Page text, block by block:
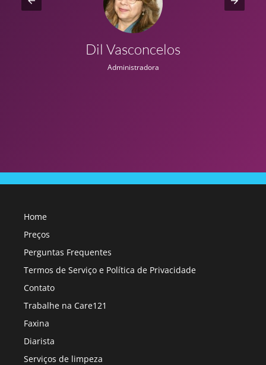
Dil Vasconcelos
Administradora
Home
Preços
Perguntas Frequentes
Termos de Serviço e Política de Privacidade
Contato
Trabalhe na Care121
Faxina
Diarista
Serviços de limpeza